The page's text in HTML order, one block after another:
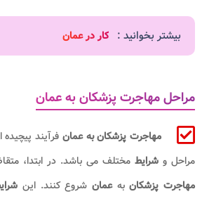
بیشتر بخوانید : کار در عمان
مراحل مهاجرت پزشکان به عمان
مهاجرت پزشکان به عمان فرآیند
مراحل و شرایط مختلف می باشد. در ابتدا،
مهاجرت پزشکانبهعمان شروع کنند. این